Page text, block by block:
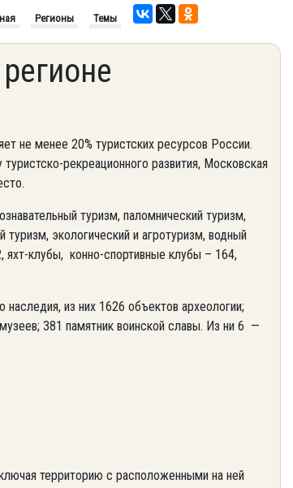
Регионы Темы
не менее 20% туристских ресурсов России.
рекреационного развития, Московская
туризм, паломнический туризм,
экологический и агротуризм, водный
клубы, конно-спортивные клубы – 164,
из них 1626 объектов археологии;
381 памятник воинской славы. Из ни 6 —
территорию с расположенными на ней